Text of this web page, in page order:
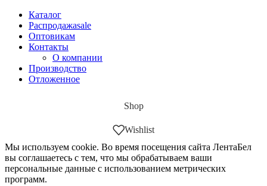
Каталог
Распродажаsale
Оптовикам
Контакты
О компании
Производство
Отложенное
Shop
Wishlist
Мы используем cookie. Во время посещения сайта ЛентаБел
вы соглашаетесь с тем, что мы обрабатываем ваши
персональные данные с использованием метрических
программ.